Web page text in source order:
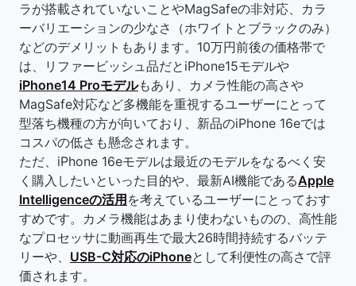
ラが搭載されていないことやMagSafeの非対応、カラ
ーバリエーションの少なさ（ホワイトとブラックのみ）
などのデメリットもあります。10万円前後の価格帯で
は、リファービッシュ品だとiPhone15モデルや
iPhone14 Proモデルもあり、カメラ性能の高さや
MagSafe対応など多機能を重視するユーザーにとって
型落ち機種の方が向いており、新品のiPhone 16eでは
コスパの低さも懸念されます。
ただ、iPhone 16eモデルは最近のモデルをなるべく安
く購入したいといった目的や、最新AI機能であるApple
Intelligenceの活用 を考えているユーザーにとっておす
すめです。カメラ機能はあまり使わないものの、高性能
なプロセッサに動画再生で最大26時間持続するバッテ
リーや、 USB-C対応のiPhoneとして利便性の高さで評
価されます。